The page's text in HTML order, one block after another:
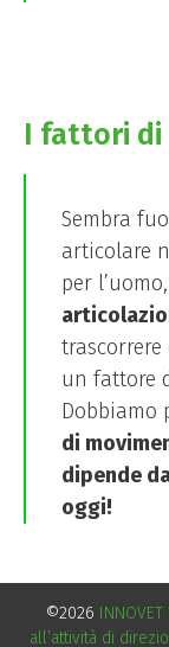
I fattori di
Sembra
articolare
per l’uomo,
un fattore
Dobbiamo
di
dipende
oggi!
©2026
all’attività di